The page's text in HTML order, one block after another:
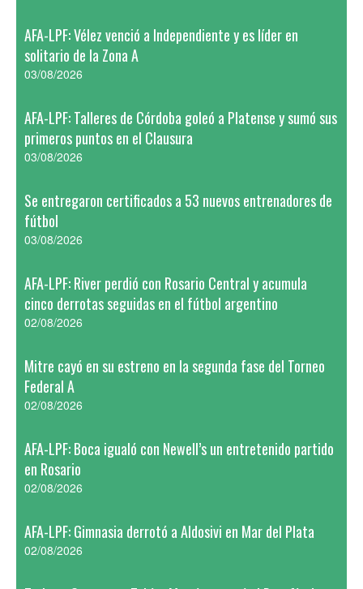
AFA-LPF: Vélez venció a Independiente y es líder en
solitario de la Zona A
03/08/2026
AFA-LPF: Talleres de Córdoba goleó a Platense y sumó sus
primeros puntos en el Clausura
03/08/2026
Se entregaron certificados a 53 nuevos entrenadores de
fútbol
03/08/2026
AFA-LPF: River perdió con Rosario Central y acumula
cinco derrotas seguidas en el fútbol argentino
02/08/2026
Mitre cayó en su estreno en la segunda fase del Torneo
Federal A
02/08/2026
AFA-LPF: Boca igualó con Newell’s un entretenido partido
en Rosario
02/08/2026
AFA-LPF: Gimnasia derrotó a Aldosivi en Mar del Plata
02/08/2026